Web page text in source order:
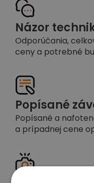
Názor
Odporúčania,
ceny a potrebné
Popísané
Popísané a
a prípadnej cene